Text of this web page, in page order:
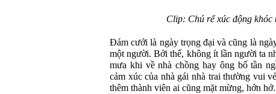
Clip: Chú rể xúc động khóc
Đám cưới là ngày trọng đại và cũng là
một người. Bởi thế, không ít lần người ta
mưa khi về nhà chồng hay ông bố tần
cảm xúc của nhà gái nhà trai thường vui
thêm thành viên ai cũng mặt mừng, hớn hở.